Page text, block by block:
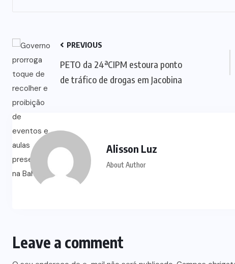
PREVIOUS
PETO da 24ªCIPM estoura ponto
de tráfico de drogas em Jacobina
Alisson Luz
About Author
Leave a comment